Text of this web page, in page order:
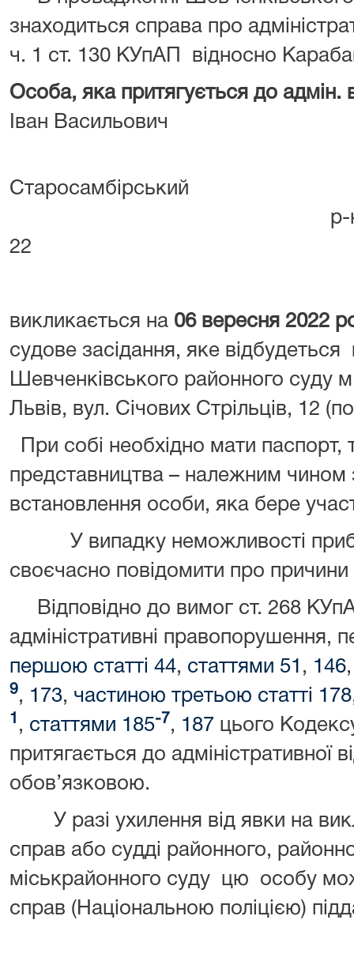
знаходиться справа про
ч. 1 ст. 130 КУпАП відносно
Особа, яка притягується до адмін.
Іван Васильович
р-н, с.
22
викликається на 06 вересня 2022
судове засідання, яке відбудеться
Шевченківського районного суду
Львів, вул. Січових Стрільців, 12
При собі необхідно мати паспорт,
представництва – належним чином
встановлення особи, яка бере
У випадку неможливості
своєчасно повідомити про причини
Відповідно до вимог ст. 268
адміністративні правопорушення,
першою статті 44, статтями 51 , 146
9, 173, частиною третьою статті 178
1 , статтями 185-7, 187 цього
притягається до адміністративної
обов’язковою.
У разі ухилення від явки на
справ або судді районного,
міськрайонного суду цю особу
справ (Національною поліцією)